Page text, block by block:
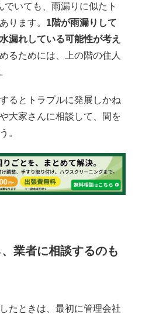
いても、雨漏りに似たト
ります。 1階が雨漏りして
漏れしている可能性が考え
るためには、上の階の住人
るとトラブルに発展しかね
大家さんに相談して、間を
。
業者に相談するのも
たときは、最初に管理会社